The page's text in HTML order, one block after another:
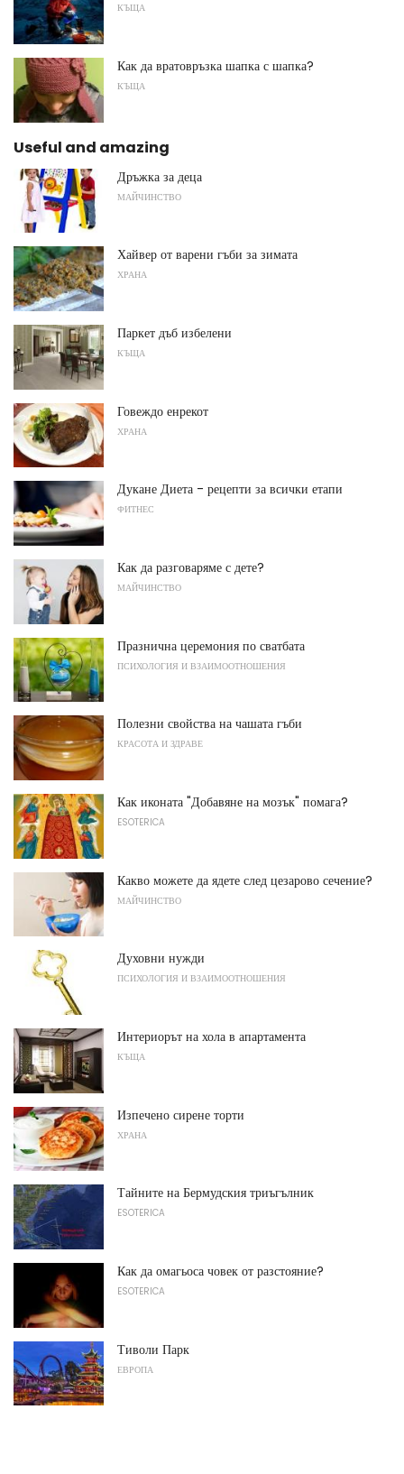
КЪЩА
Как да вратовръзка шапка с шапка?
КЪЩА
Useful and amazing
Дръжка за деца
МАЙЧИНСТВО
Хайвер от варени гъби за зимата
ХРАНА
Паркет дъб избелени
КЪЩА
Говеждо енрекот
ХРАНА
Дукане Диета - рецепти за всички етапи
ФИТНЕС
Как да разговаряме с дете?
МАЙЧИНСТВО
Празнична церемония по сватбата
ПСИХОЛОГИЯ И ВЗАИМООТНОШЕНИЯ
Полезни свойства на чашата гъби
КРАСОТА И ЗДРАВЕ
Как иконата "Добавяне на мозък" помага?
ESOTERICA
Какво можете да ядете след цезарово сечение?
МАЙЧИНСТВО
Духовни нужди
ПСИХОЛОГИЯ И ВЗАИМООТНОШЕНИЯ
Интериорът на хола в апартамента
КЪЩА
Изпечено сирене торти
ХРАНА
Тайните на Бермудския триъгълник
ESOTERICA
Как да омагьоса човек от разстояние?
ESOTERICA
Тиволи Парк
ЕВРОПА